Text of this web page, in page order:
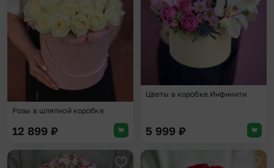
Розы в шляпной коробке
12 899 ₽
Цветы в коробке Инфинити
5 999 ₽